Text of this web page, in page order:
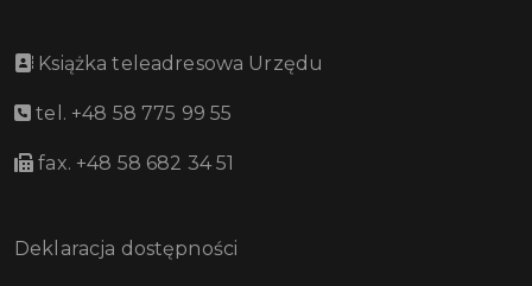
Książka teleadresowa Urzędu
tel. +48 58 775 99 55
fax. +48 58 682 34 51
Deklaracja dostępności